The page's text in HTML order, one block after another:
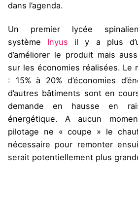
dans l’agenda.
Un premier lycée
système Inyus il y a plus
d’améliorer le produit mais
sur les économies réalisées. Le
: 15% à 20% d’économies
d’autres bâtiments sont en
demande en hausse en
énergétique. A aucun
pilotage ne « coupe » le
nécessaire pour remonter
serait potentiellement plus